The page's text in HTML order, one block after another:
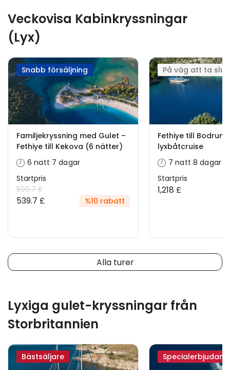
Veckovisa Kabinkryssningar
(Lyx)
Snabb försäljning
Familjekryssning med Gulet –
Fethiye till Kekova (6 nätter)
6 natt 7 dagar
Startpris
599.7 £
539.7 £ %10 rabatt
På väg att ta slut
Fethiye till Bodrum
lyxbåtcruise
7 natt 8 dagar
Startpris
1,218 £
Alla turer
Lyxiga gulet-kryssningar från
Storbritannien
Bästsäljare